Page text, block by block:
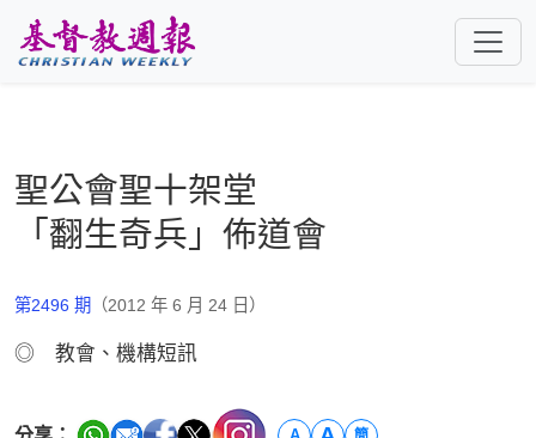
聖公會聖十架堂
「翻生奇兵」佈道會
第2496 期 （2012 年 6 月 24 日）
◎ 教會、機構短訊